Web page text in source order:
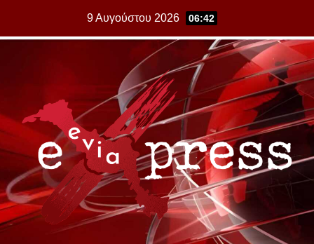
9 Αυγούστου 2026 06:42